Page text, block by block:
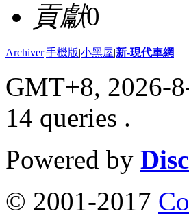
貢獻0
Archiver|手機版|小黑屋|新-現代車網
GMT+8, 2026-
14 queries .
Powered by
© 2001-2017